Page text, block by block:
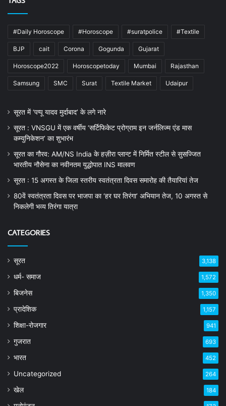
#Daily Horoscope #Horoscope #suratpolice #Textile
BJP cait Corona Gogunda Gujarat
Horoscope2022 Horoscopetoday Mumbai Rajasthan
Samsung SMC Surat Textile Market Udaipur
सूरत में ‘पप्पू यादव मुर्दाबाद’ के लगे नारे
सूरत : VNSGU में एक वर्षीय ‘सर्टिफिकेट प्रोग्राम इन जर्नलिज्म एंड मास
कम्युनिकेशन’ का शुभारंभ
सूरत का गौरव: AM/NS India के हज़ीरा प्लान्ट में निर्मित स्टील से सुसज्जित
भारतीय नौसेना का नवीनतम युद्धोपात INS मालवण
सूरत : 15 अगस्त के जिला स्तरीय स्वतंत्रता दिवस समारोह की तैयारियां तेज
80वें स्वतंत्रता दिवस पर भाजपा का ‘हर घर तिरंगा’ अभियान तेज, 10 अगस्त से
निकलेगी भव्य तिरंगा यात्रा
CATEGORIES
सूरत 3,138
धर्म- समाज 1,572
बिजनेस 1,350
प्रादेशिक 1,157
शिक्षा-रोजगार 941
गुजरात 693
भारत 452
Uncategorized 264
खेल 184